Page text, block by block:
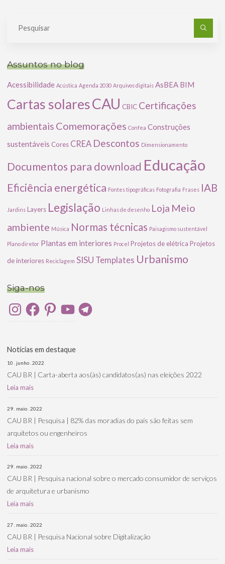
Assuntos no blog
Acessibilidade Acústica Agenda 2030 Arquivos digitais AsBEA BIM
Cartas solaresCAU CBIC Certificações
ambientais Comemorações Confea Construções
sustentáveis Cores CREA Descontos Dimensionamento
Documentos para download Educação
Eficiência energética Fontes tipográficas Fotografia Frases IAB
Jardins Layers Legislação Linhas de desenho Loja Meio
ambiente Música Normas técnicas Paisagismo sustentável
Plano diretor Plantas em interiores Procel Projetos de elétrica Projetos
de interiores Reciclagem SISU Templates Urbanismo
Siga-nos
InstagramFacebookPinterestYouTubeTelegram
Notícias em destaque
10 . junho . 2022
CAU BR | Carta-aberta aos(às) candidatos(as) nas eleições 2022
Leia mais
29 . maio . 2022
CAU BR | Pesquisa | 82% das moradias do país são feitas sem
arquitetos ou engenheiros
Leia mais
29 . maio . 2022
CAU BR | Pesquisa nacional sobre o mercado consumidor de serviços
de arquitetura e urbanismo
Leia mais
27 . maio . 2022
CAU BR | Pesquisa Nacional sobre Digitalização
Leia mais